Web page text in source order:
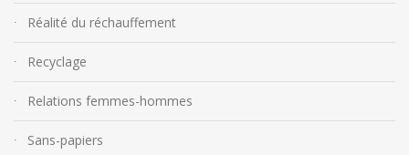
Réalité du réchauffement
Recyclage
Relations femmes-hommes
Sans-papiers